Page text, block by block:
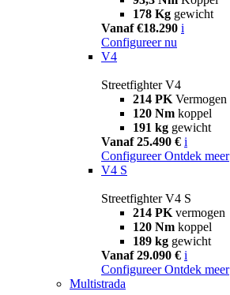
178 Kg gewicht
Vanaf €18.290 i
Configureer nu
V4
Streetfighter V4
214 PK Vermogen
120 Nm koppel
191 kg gewicht
Vanaf 25.490 € i
Configureer Ontdek meer
V4 S
Streetfighter V4 S
214 PK vermogen
120 Nm koppel
189 kg gewicht
Vanaf 29.090 € i
Configureer Ontdek meer
Multistrada